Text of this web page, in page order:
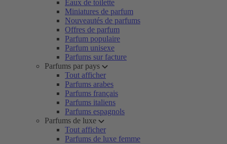
Eaux de toilette
Miniatures de parfum
Nouveautés de parfums
Offres de parfum
Parfum populaire
Parfum unisexe
Parfums sur facture
Parfums par pays
Tout afficher
Parfums arabes
Parfums français
Parfums italiens
Parfums espagnols
Parfums de luxe
Tout afficher
Parfums de luxe femme